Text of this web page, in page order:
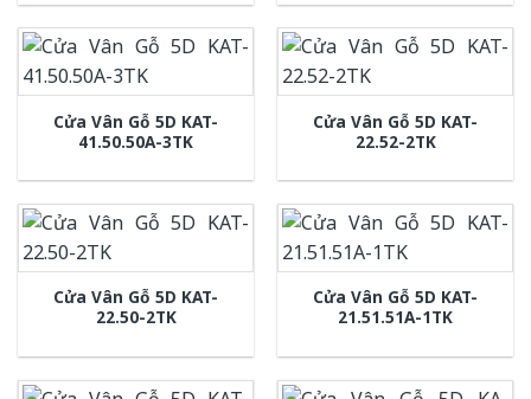
Cửa Vân Gỗ 5D KAT-
41.50.50A-3TK
Cửa Vân Gỗ 5D KAT-
22.52-2TK
Cửa Vân Gỗ 5D KAT-
22.50-2TK
Cửa Vân Gỗ 5D KAT-
21.51.51A-1TK